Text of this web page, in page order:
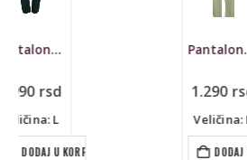
1.290
Veličina: L
DODAJ U KORPU